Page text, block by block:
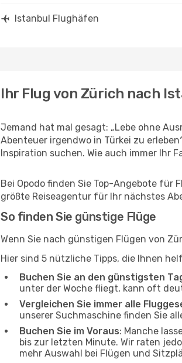
Istanbul Flughäfen
Ihr Flug von Zürich nach
Jemand hat mal gesagt: „Lebe ohne
Abenteuer irgendwo in Türkei zu
Inspiration suchen. Wie auch immer Ihr
Bei Opodo finden Sie Top-Angebote für
größte Reiseagentur für Ihr nächstes
So finden Sie günstige Flüge
Wenn Sie nach günstigen Flügen von
Hier sind 5 nützliche Tipps, die Ihnen
Buchen Sie an den günstigsten
unter der Woche fliegt, kann oft
Vergleichen Sie immer alle
unserer Suchmaschine finden Sie
Buchen Sie im Voraus: Manche
bis zur letzten Minute. Wir raten
mehr Auswahl bei Flügen und